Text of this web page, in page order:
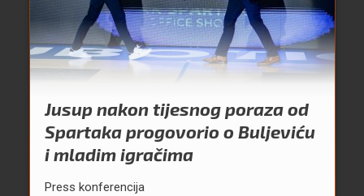
Jusup nakon tijesnog poraza od
Spartaka progovorio o Buljeviću
i mladim igračima
Press konferencija